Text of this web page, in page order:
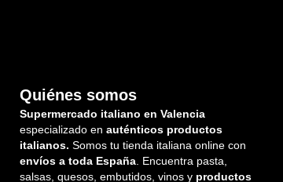
Quiénes somos
Supermercado italiano en Valencia
especializado en auténticos productos
italianos. Somos tu tienda italiana online con
envíos a toda España . Encuentra pasta,
salsas, quesos, embutidos, vinos y productos